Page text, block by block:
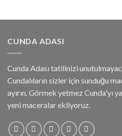
CUNDA ADASI
Cunda Adası tatilinizi
Cundalıların sizler için sunduğu
ayırın. Görmek yetmez Cunda'yı
yeni maceralar ekliyoruz.